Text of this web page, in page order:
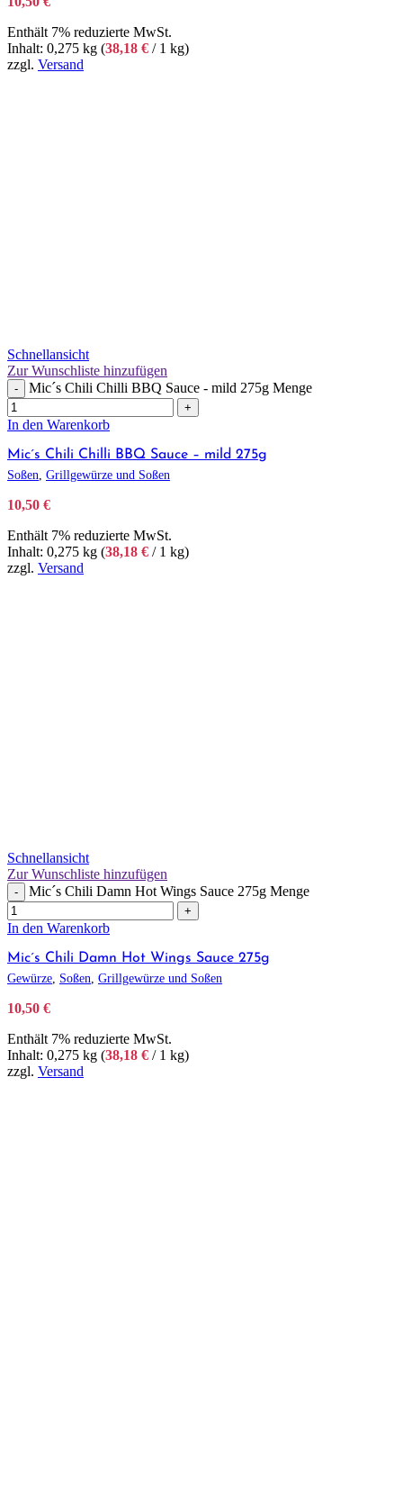
Enthält 7% reduzierte MwSt.
Inhalt: 0,275 kg (38,18 € / 1 kg)
zzgl. Versand
Schnellansicht
Zur Wunschliste hinzufügen
- Mic´s Chili Chilli BBQ Sauce - mild 275g Menge
+
In den Warenkorb
Mic´s Chili Chilli BBQ Sauce – mild 275g
Soßen Grillgewürze und Soßen
10,50 €
Enthält 7% reduzierte MwSt.
Inhalt: 0,275 kg (38,18 € / 1 kg)
zzgl. Versand
Schnellansicht
Zur Wunschliste hinzufügen
- Mic´s Chili Damn Hot Wings Sauce 275g Menge
+
In den Warenkorb
Mic´s Chili Damn Hot Wings Sauce 275g
Gewürze Soßen Grillgewürze und Soßen
10,50 €
Enthält 7% reduzierte MwSt.
Inhalt: 0,275 kg (38,18 € / 1 kg)
zzgl. Versand